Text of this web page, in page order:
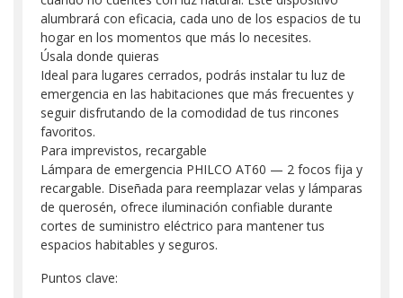
alumbrará con eficacia, cada uno de los espacios de tu
hogar en los momentos que más lo necesites.
Úsala donde quieras
Ideal para lugares cerrados, podrás instalar tu luz de
emergencia en las habitaciones que más frecuentes y
seguir disfrutando de la comodidad de tus rincones
favoritos.
Para imprevistos, recargable
Lámpara de emergencia PHILCO AT60 — 2 focos fija y
recargable. Diseñada para reemplazar velas y lámparas
de querosén, ofrece iluminación confiable durante
cortes de suministro eléctrico para mantener tus
espacios habitables y seguros.
Puntos clave: